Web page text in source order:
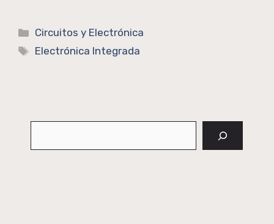
Categorías
Circuitos y Electrónica
Etiquetas
Electrónica Integrada